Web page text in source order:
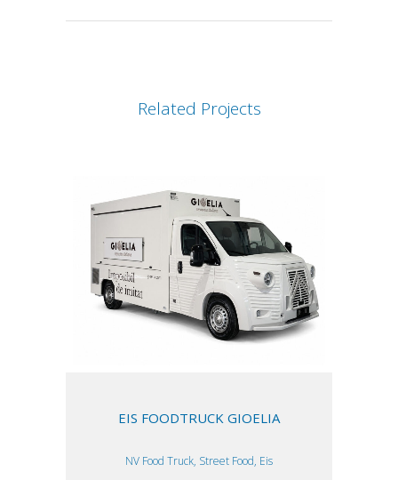
Related Projects
EIS FOODTRUCK GIOELIA
NV Food Truck, Street Food, Eis